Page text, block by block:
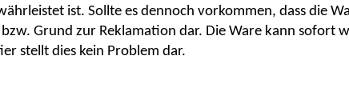
ist. Sollte es dennoch vorkommen, dass die
Grund zur Reklamation dar. Die Ware kann sofort
stellt dies kein Problem dar.